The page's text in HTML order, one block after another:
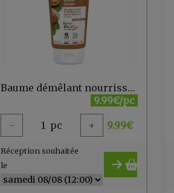
Baume démêlant nourrissant pour cheveux secs et abîmés à l'huile d'Argan 200 ml Douce Nature
9.99€/pc
- 1 pc + 9.99€
Réception souhaitée
le